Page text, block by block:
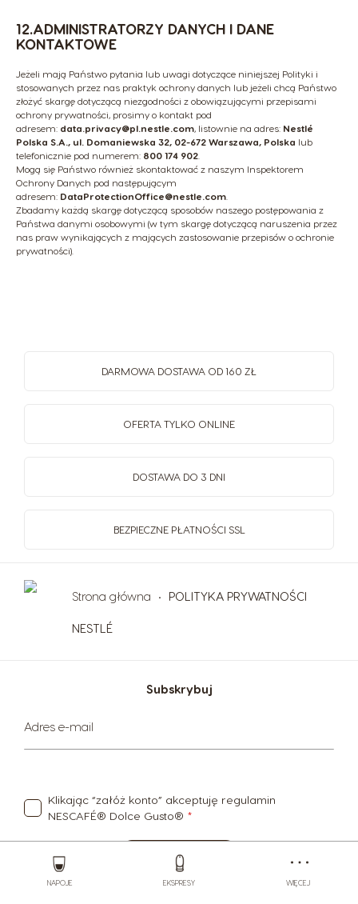
NAPOJE EKSPRESY
Porównanie ekspresów
ekspresów
WIĘCEJ
PROMOCJE %
KLUB PREMIO
12.ADMINISTRATORZY DANYCH I DANE
KONTAKTOWE
Jeżeli mają Państwo pytania lub uwagi dotyczące niniejszej Polityki i
stosowanych przez nas praktyk ochrony danych lub jeżeli chcą Państwo
złożyć skargę dotyczącą niezgodności z obowiązującymi przepisami
ochrony prywatności, prosimy o kontakt pod
adresem: data.privacy@pl.nestle.com, listownie na adres: Nestlé
Polska S.A., ul. Domaniewska 32, 02-672 Warszawa, Polska lub
telefonicznie pod numerem: 800 174 902
Mogą się Państwo również skontaktować z naszym Inspektorem
Ochrony Danych pod następującym
adresem: DataProtectionOffice@nestle.com
Zbadamy każdą skargę dotyczącą sposobów naszego postępowania z
Państwa danymi osobowymi (w tym skargę dotyczącą naruszenia przez
nas praw wynikających z mających zastosowanie przepisów o ochronie
prywatności).
DARMOWA DOSTAWA OD 160 ZŁ
OFERTA TYLKO ONLINE
DOSTAWA DO 3 DNI
BEZPIECZNE PŁATNOŚCI SSL
Strona główna POLITYKA PRYWATNOŚCI
NESTLÉ
Subskrybuj
Subskrybuj
nasz
newsletter:
Adres e-mail
Klikając “załóż konto” akceptuję regulamin
NESCAFÉ® Dolce Gusto®
SUBSKRYBUJ